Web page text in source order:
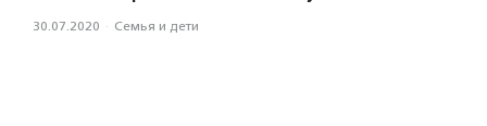
30.07.2020 · Семья и дети